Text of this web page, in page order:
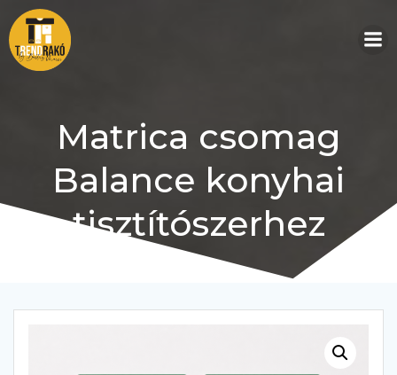
to
content
Matrica csomag
Balance konyhai
tisztítószerhez